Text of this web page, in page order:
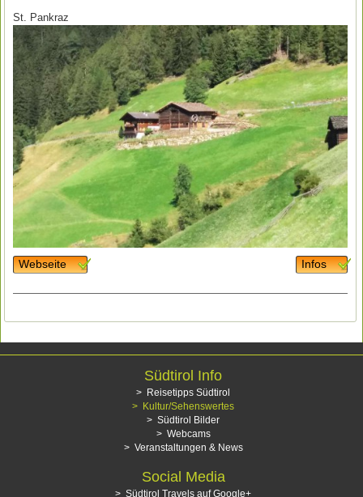
St. Pankraz
Webseite Infos
Südtirol Info
Reisetipps Südtirol
Kultur/Sehenswertes
Südtirol Bilder
Webcams
Veranstaltungen & News
Social Media
Südtirol Travels auf Google+